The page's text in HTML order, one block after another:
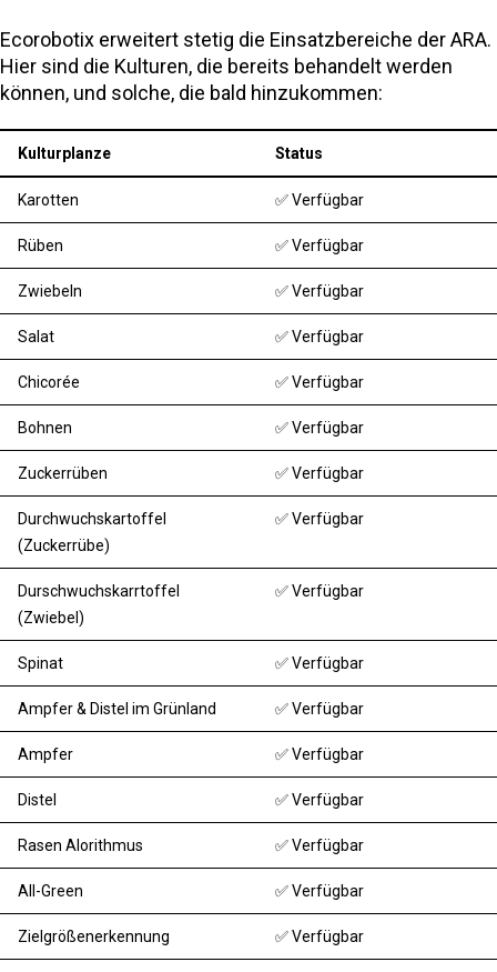
Ecorobotix erweitert stetig die Einsatzbereiche der ARA.
Hier sind die Kulturen, die bereits behandelt werden
können, und solche, die bald hinzukommen:
Kulturplanze Status
Karotten ✅ Verfügbar
Rüben ✅ Verfügbar
Zwiebeln ✅ Verfügbar
Salat ✅ Verfügbar
Chicorée ✅ Verfügbar
Bohnen ✅ Verfügbar
Zuckerrüben ✅ Verfügbar
Durchwuchskartoffel
(Zuckerrübe)
✅ Verfügbar
Durschwuchskarrtoffel
(Zwiebel)
✅ Verfügbar
Spinat ✅ Verfügbar
Ampfer & Distel im Grünland ✅ Verfügbar
Ampfer ✅ Verfügbar
Distel ✅ Verfügbar
Rasen Alorithmus ✅ Verfügbar
All-Green ✅ Verfügbar
Zielgrößenerkennung ✅ Verfügbar